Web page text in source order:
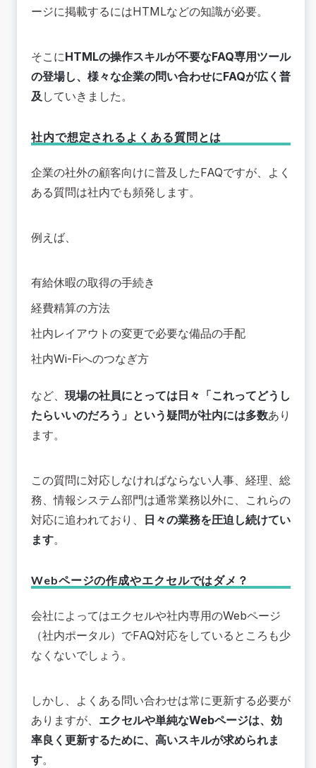
ージに掲載するにはHTMLなどの知識が必要。
そこにHTMLの操作スキルが不要なFAQ専用ツール
の登場し、様々な企業の問い合わせにFAQが広く普
及 していきました。
社内で想定されるよくある質問とは
企業の社外の顧客向けに普及したFAQですが、よく
ある質問は社内でも頻発します。
例えば、
有給休暇の取得の手続き
経費精算の方法
社内レイアウトの変更で必要な備品の手配
社内Wi-Fiへのつなぎ方
など、 現場の社員にとっては日々「これってどうし
たらいいのだろう」という疑問が社内には多数あり
ます。
この質問に対応しなければならない人事、経理、総
務、情報システム部門は通常業務以外に、これらの
対応に追われており、
日々の業務を圧迫し続けてい
ます。
Webページの作成やエクセルではダメ？
会社によってはエクセルや社内専用のWebページ
（社内ポータル）でFAQ対応をしているところも少
なくないでしょう。
しかし、よくある問い合わせは常に更新する必要が
ありますが、 エクセルや単純なWebページは、効
率良く更新するために、高いスキルが求められま
す。